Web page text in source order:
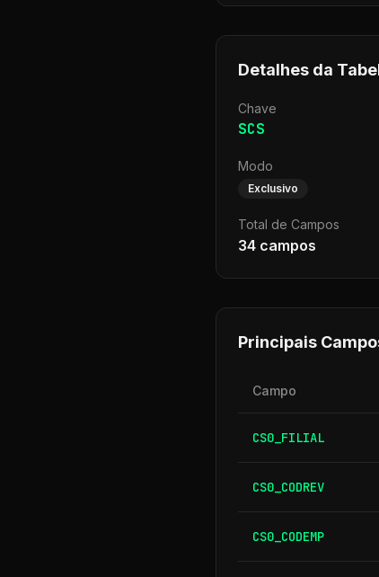
Detalhes da
Chave
SCS
Modo
Exclusivo
Total de Campos
34 campos
Principais
Campo
CS0_FILIAL
CS0_CODREV
CS0_CODEMP